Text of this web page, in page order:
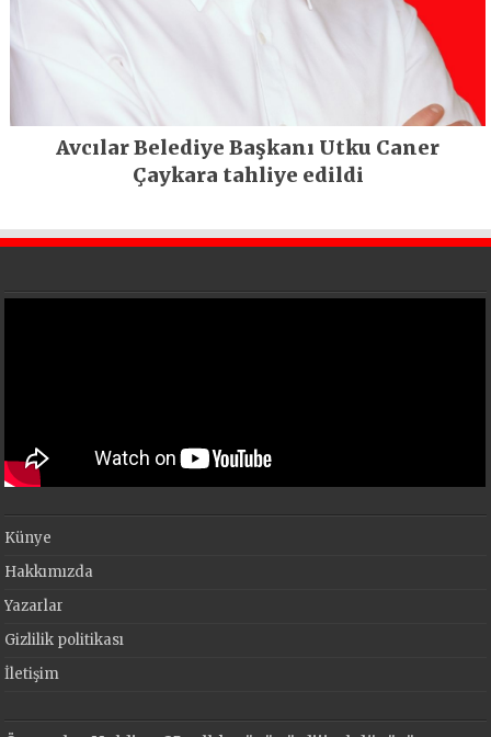
Avcılar Belediye Başkanı Utku Caner
Çaykara tahliye edildi
Künye
Hakkımızda
Yazarlar
Gizlilik politikası
İletişim